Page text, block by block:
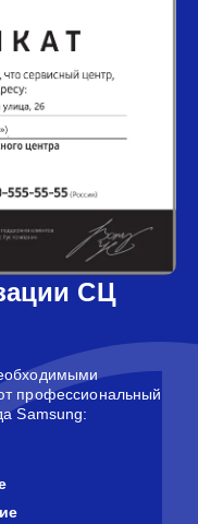
СЦ
профессиональный
Samsung: